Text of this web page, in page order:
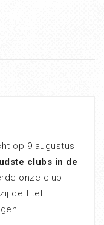
op 9 augustus
clubs in de
onze club
de titel